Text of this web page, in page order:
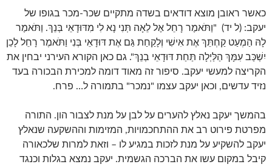
כאשר ראובן מוצא דודאים בשדה מתקיים שכר-מכר בגופו של
יעקב: (ל יד) "וַתֹּאמֶר רָחֵל אֶל לֵאָה תְּנִי נָא לִי מִדּוּדָאֵי בְּנֵךְ. וַתֹּאמֶר
לָהּ הַמְעַט קַחְתֵּךְ אֶת אִישִׁי וְלָקַחַת גַּם אֶת דּוּדָאֵי בְּנִי וַתֹּאמֶר רָחֵל לָכֵן
יִשְׁכַּב עִמָּךְ הַלַּיְלָה תַּחַת דּוּדָאֵי בְנֵךְ". גם כאן הקורא העירני יבחין את
הקריצה למעשי יעקב. סיפור זה מאוד דומה למכירת הבכורה בעד
נזיד עדשים, וכאן יעקב עצמו "נמכר" בתמורה ל… פרח.
בהמשך יעקב נאלץ להערים על לבן על מנת לצבור הון. התורה
מפרטת פירוט רב את ההתחכמויות, המזימות וההשקעה שנאלץ
יעקב להשקיע על מנת לזכות במגיע לו – וזאת למרות שלכאורה
קיבל במקום עשו את הברכה הגשמית. יעקב נמצא בגלות וכנגד